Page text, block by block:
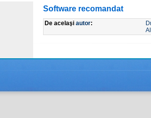
Software recomandat
De acelaşi autor: